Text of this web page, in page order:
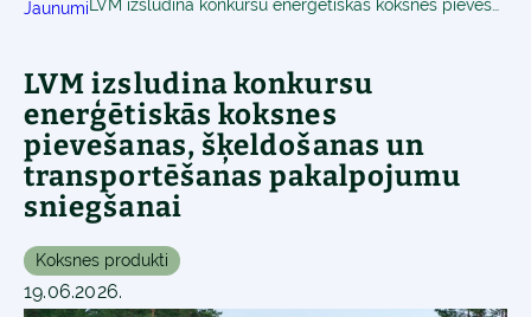
Jaunumi
LVM izsludina konkursu
enerģētiskās koksnes
pievešanas, šķeldošanas un
transportēšanas pakalpojumu
sniegšanai
Koksnes produkti
19.06.2026.